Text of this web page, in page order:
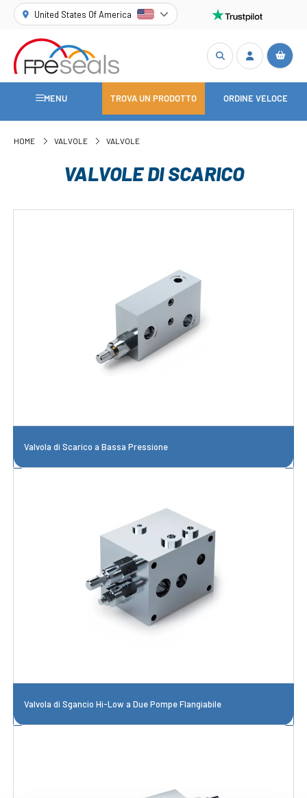
United States Of America
MENU TROVA UN PRODOTTO ORDINE VELOCE
HOME VALVOLE VALVOLE
VALVOLE DI SCARICO
Valvola di Scarico a Bassa Pressione
Valvola di Sgancio Hi-Low a Due Pompe Flangiabile